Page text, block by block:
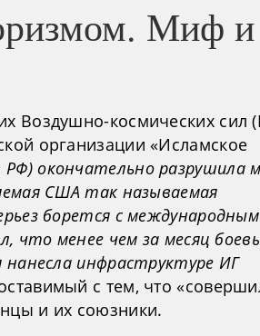
Миф и
Воздушно-космических сил
организации «Исламское
РФ) окончательно разрушила
США так называемая
борется с международным
что менее чем за месяц
нанесла инфраструктуре ИГ
с тем, что
и их союзники.